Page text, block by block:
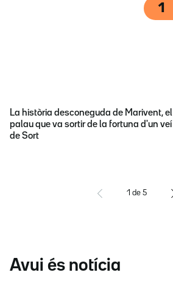
1
La història desconeguda de Marivent, el
palau que va sortir de la fortuna d'un veí
de Sort
1 de 5
Avui és notícia